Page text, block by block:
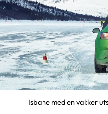
Isbane med en vakker